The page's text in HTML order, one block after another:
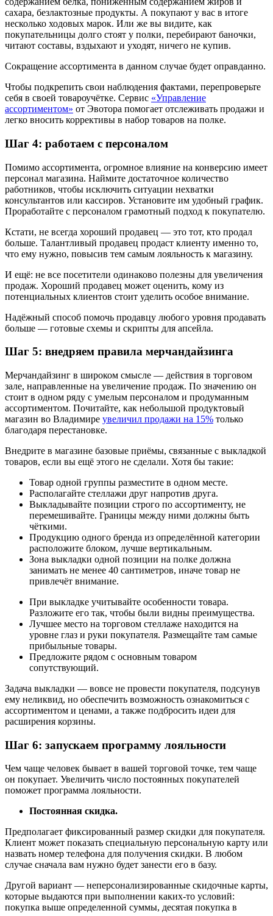
сахара, безлактозные продукты. А покупают у вас в итоге
несколько ходовых марок. Или же вы видите, как
покупательницы долго стоят у полки, перебирают баночки,
читают составы, вздыхают и уходят, ничего не купив.
Сокращение ассортимента в данном случае будет оправданно.
Чтобы подкрепить свои наблюдения фактами, перепроверьте
себя в своей товароучётке. Сервис «Управление
ассортиментом» от Эвотора помогает отслеживать продажи и
легко вносить коррективы в набор товаров на полке.
Шаг 4: работаем с персоналом
Помимо ассортимента, огромное влияние на конверсию имеет
персонал магазина. Наймите достаточное количество
работников, чтобы исключить ситуации нехватки
консультантов или кассиров. Установите им удобный график.
Проработайте с персоналом грамотный подход к покупателю.
Кстати, не всегда хороший продавец — это тот, кто продал
больше. Талантливый продавец продаст клиенту именно то,
что ему нужно, повысив тем самым лояльность к магазину.
И ещё: не все посетители одинаково полезны для увеличения
продаж. Хороший продавец может оценить, кому из
потенциальных клиентов стоит уделить особое внимание.
Надёжный способ помочь продавцу любого уровня продавать
больше — готовые схемы и скрипты для апсейла.
Шаг 5: внедряем правила мерчандайзинга
Мерчандайзинг в широком смысле — действия в торговом
зале, направленные на увеличение продаж. По значению он
стоит в одном ряду с умелым персоналом и продуманным
ассортиментом. Почитайте, как небольшой продуктовый
магазин во Владимире увеличил продажи на 15% только
благодаря перестановке.
Внедрите в магазине базовые приёмы, связанные с выкладкой
товаров, если вы ещё этого не сделали. Хотя бы такие:
Товар одной группы разместите в одном месте.
Располагайте стеллажи друг напротив друга.
Выкладывайте позиции строго по ассортименту, не
перемешивайте. Границы между ними должны быть
чёткими.
Продукцию одного бренда из определённой категории
расположите блоком, лучше вертикальным.
Зона выкладки одной позиции на полке должна
занимать не менее 40 сантиметров, иначе товар не
привлечёт внимание.
При выкладке учитывайте особенности товара.
Разложите его так, чтобы были видны преимущества.
Лучшее место на торговом стеллаже находится на
уровне глаз и руки покупателя. Размещайте там самые
прибыльные товары.
Предложите рядом с основным товаром
сопутствующий.
Задача выкладки — вовсе не провести покупателя, подсунув
ему неликвид, но обеспечить возможность ознакомиться с
ассортиментом и ценами, а также подбросить идеи для
расширения корзины.
Шаг 6: запускаем программу лояльности
Чем чаще человек бывает в вашей торговой точке, тем чаще
он покупает. Увеличить число постоянных покупателей
поможет программа лояльности.
Постоянная скидка.
Предполагает фиксированный размер скидки для покупателя.
Клиент может показать специальную персональную карту или
назвать номер телефона для получения скидки. В любом
случае сначала вам нужно будет занести его в базу.
Другой вариант — неперсонализированные скидочные карты,
которые выдаются при выполнении каких-то условий:
покупка выше определенной суммы, десятая покупка в